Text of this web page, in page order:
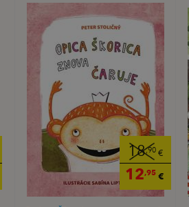
18,90 €
12,95 €